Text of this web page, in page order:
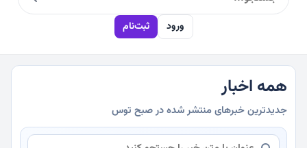
اجتماعی
فرهنگی
ورود ثبت‌نام
همه اخبار
جدیدترین خبرهای منتشر شده در صبح توس